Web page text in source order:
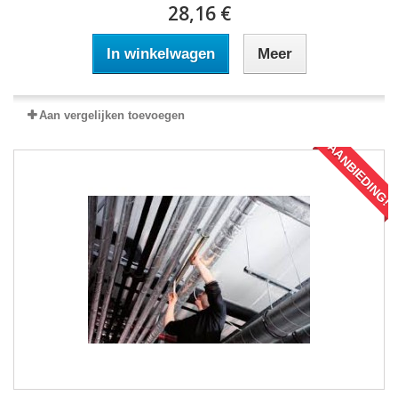
28,16 €
In winkelwagen Meer
Aan vergelijken toevoegen
AANBIEDING!